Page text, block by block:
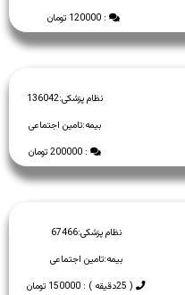
: 120000 تومان
نظام پزشکی:136042
بیمه:تامین اجتماعی
: 200000 تومان
نظام پزشکی:67466
بیمه:تامین اجتماعی
( 25دقیقه ) : 150000 تومان